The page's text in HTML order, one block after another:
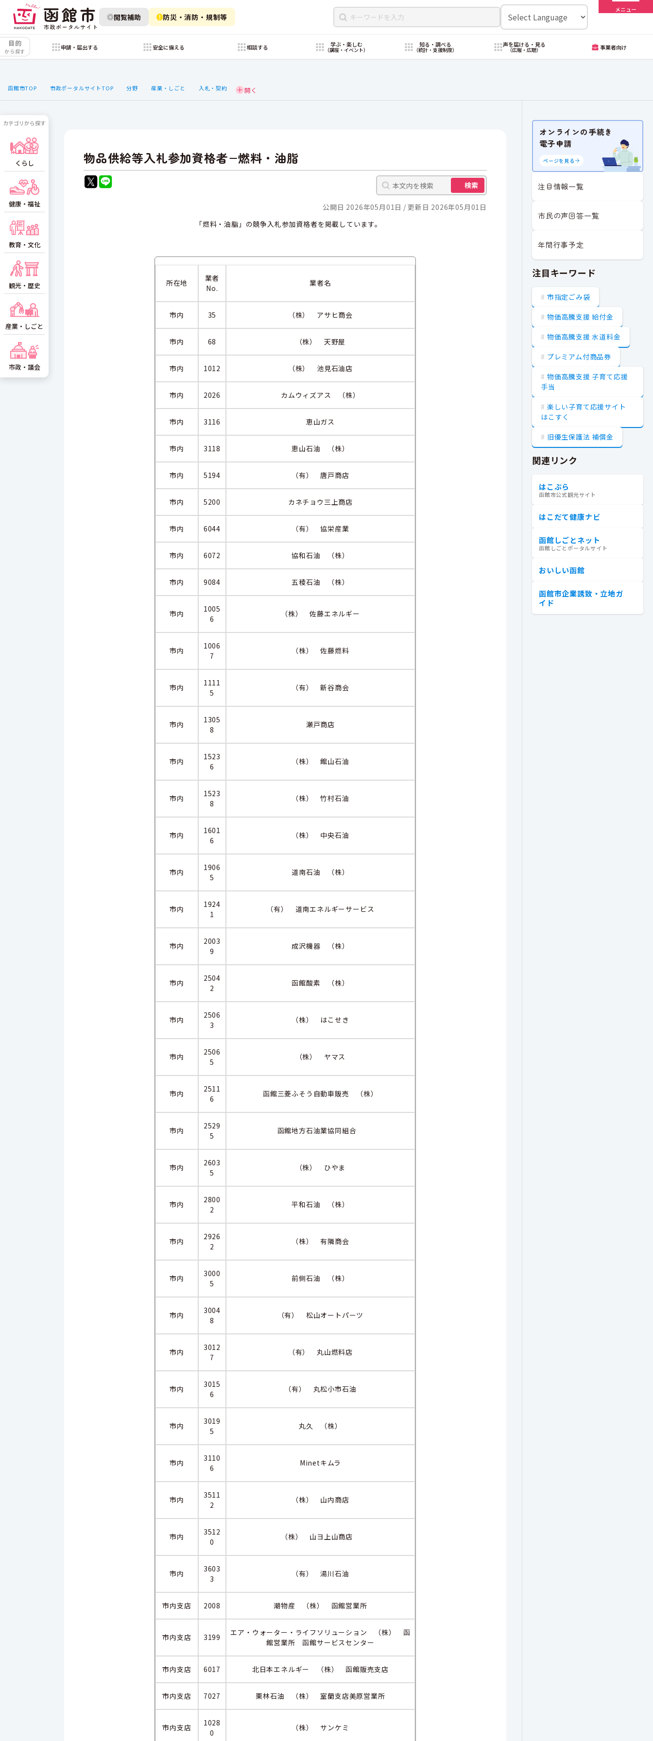
閲覧補助 防災・消防・規制等
メニュー
目的
から探す
申請・届出する 安全に備える 相談する 学ぶ・楽しむ
（講座・イベント）
知る・調べる
（統計・支援制度）
声を届ける・見る
（広報・広聴） 事業者向け
函館市TOP 市政ポータルサイトTOP 分野 産業・しごと 入札・契約
物品供給等入札参加資格者−燃料・油脂
検索
公開日 2026年05月01日
更新日 2026年05月01日
「燃料・油脂」の競争入札参加資格者を掲載しています。
所在地
業者
No.
業者名
市内 35 （株） アサヒ商会
市内 68 （株） 天野屋
市内 1012 （株） 池見石油店
市内 2026 カムウィズアス （株）
市内 3116 恵山ガス
市内 3118 恵山石油 （株）
市内 5194 （有） 唐戸商店
市内 5200 カネチョウ三上商店
市内 6044 （有） 協栄産業
市内 6072 協和石油 （株）
市内 9084 五稜石油 （株）
市内
1005
6
（株） 佐藤エネルギー
市内
1006
7
（株） 佐藤燃料
市内
1111
5
（有） 新谷商会
市内
1305
8
瀬戸商店
市内
1523
6
（株） 館山石油
市内
1523
8
（株） 竹村石油
市内
1601
6
（株） 中央石油
市内
1906
5
道南石油 （株）
市内
1924
1
（有） 道南エネルギーサービス
市内
2003
9
成沢機器 （株）
市内
2504
2
函館酸素 （株）
市内
2506
3
（株） はこせき
市内
2506
5
（株） ヤマス
市内
2511
6
函館三菱ふそう自動車販売 （株）
市内
2529
5
函館地方石油業協同組合
市内
2603
5
（株） ひやま
市内
2800
2
平和石油 （株）
市内
2926
2
（株） 有隣商会
市内
3000
5
前側石油 （株）
市内
3004
8
（有） 松山オートパーツ
市内
3012
7
（有） 丸山燃料店
市内
3015
6
（有） 丸松小市石油
市内
3019
5
丸久 （株）
市内
3110
6
Minetキムラ
市内
3511
2
（株） 山内商店
市内
3512
0
（株） 山ヨ上山商店
市内
3603
3
（有） 湯川石油
市内支店 2008 潮物産 （株） 函館営業所
市内支店 3199
エア・ウォーター・ライフソリューション （株） 函
館営業所 函館サービスセンター
市内支店 6017 北日本エネルギー （株） 函館販売支店
市内支店 7027 栗林石油 （株） 室蘭支店美原営業所
市内支店
1028
0
（株） サンケミ
カテゴリから探す
くらし
健康・福祉
教育・文化
観光・歴史
産業・しごと
市政・議会
オンラインの手続き
電子申請
ページを見る
注目情報一覧
市民の声回答一覧
年間行事予定
注目キーワード
市指定ごみ袋
物価高騰支援 給付金
物価高騰支援 水道料金
プレミアム付商品券
物価高騰支援 子育て応援
手当
楽しい子育て応援サイト
はこすく
旧優生保護法 補償金
関連リンク
はこぶら
函館市公式観光サイト
はこだて健康ナビ
函館しごとネット
函館しごとポータルサイト
おいしい函館
函館市企業誘致・立地ガ
イド